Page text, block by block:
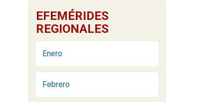
EFEMÉRIDES
REGIONALES
Enero
Febrero